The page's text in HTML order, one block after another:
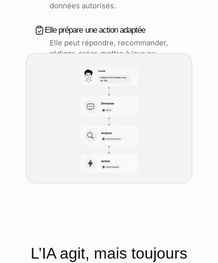
données autorisés.
Elle prépare une action adaptée
Elle peut répondre, recommander,
rédiger, créer, mettre à jour ou
L’IA agit, mais toujours